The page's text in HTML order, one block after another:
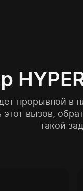
прорывной в
вызов,
такой